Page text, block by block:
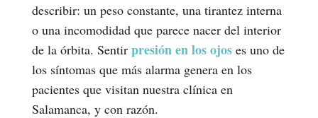
describir: un peso constante, una tirantez interna
o una incomodidad que parece nacer del interior
de la órbita. Sentir presión en los ojoses uno de
los síntomas que más alarma genera en los
pacientes que visitan nuestra clínica en
Salamanca, y con razón.